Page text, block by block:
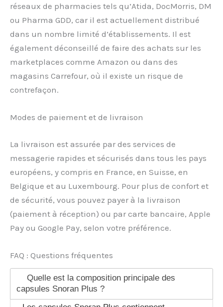
réseaux de pharmacies tels qu’Atida, DocMorris, DM
ou Pharma GDD, car il est actuellement distribué
dans un nombre limité d’établissements. Il est
également déconseillé de faire des achats sur les
marketplaces comme Amazon ou dans des
magasins Carrefour, où il existe un risque de
contrefaçon.
Modes de paiement et de livraison
La livraison est assurée par des services de
messagerie rapides et sécurisés dans tous les pays
européens, y compris en France, en Suisse, en
Belgique et au Luxembourg. Pour plus de confort et
de sécurité, vous pouvez payer à la livraison
(paiement à réception) ou par carte bancaire, Apple
Pay ou Google Pay, selon votre préférence.
FAQ : Questions fréquentes
Quelle est la composition principale des
capsules Snoran Plus ?